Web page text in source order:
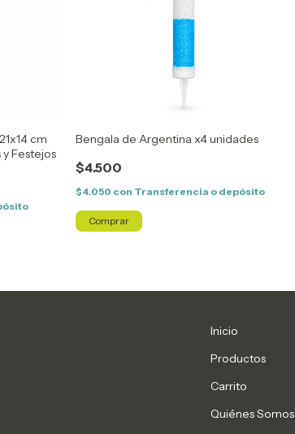
cm
Festejos
Bengala de Argentina x4 unidades
$4.500
$4.050 con Transferencia o depósito
Inicio
Productos
Carrito
Quiénes Somos